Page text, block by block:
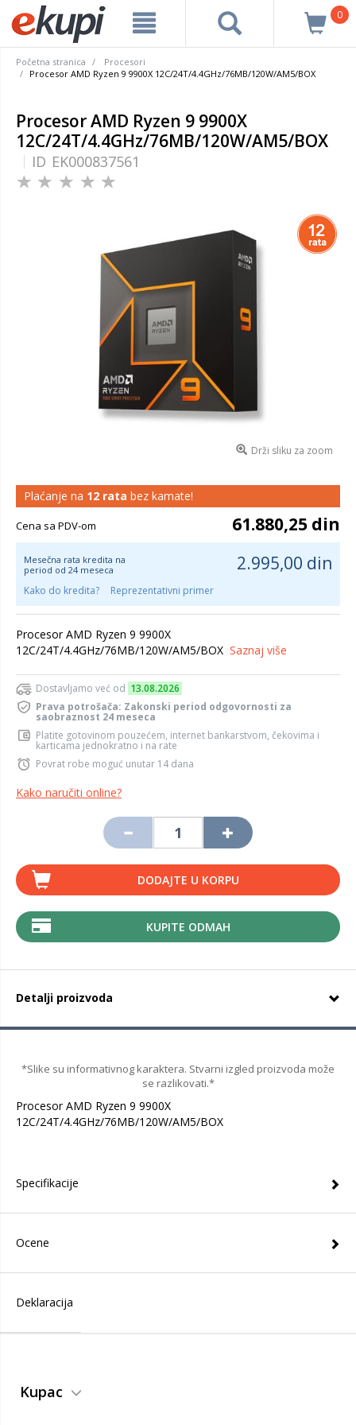
0
Početna stranica
Procesori
Procesor AMD Ryzen 9 9900X 12C/24T/4.4GHz/76MB/120W/AM5/BOX
Procesor AMD Ryzen 9 9900X
12C/24T/4.4GHz/76MB/120W/AM5/BOX
ID EK000837561
Drži sliku za zoom
Plaćanje na 12 rata bez kamate!
Cena sa PDV-om 61.880,25 din
Mesečna rata kredita na
period od 24 meseca
2.995,00 din
Kako do kredita? Reprezentativni primer
Procesor AMD Ryzen 9 9900X
12C/24T/4.4GHz/76MB/120W/AM5/BOX Saznaj više
Dostavljamo već od 13.08.2026
Prava potrošača: Zakonski period odgovornosti za
saobraznost 24 meseca
Platite gotovinom pouzećem, internet bankarstvom, čekovima i
karticama jednokratno i na rate
Povrat robe moguć unutar 14 dana
Kako naručiti online?
DODAJTE U KORPU
KUPITE ODMAH
Detalji proizvoda
*Slike su informativnog karaktera. Stvarni izgled proizvoda može
se razlikovati.*
Procesor AMD Ryzen 9 9900X
12C/24T/4.4GHz/76MB/120W/AM5/BOX
Specifikacije
Ocene
Deklaracija
Kupac